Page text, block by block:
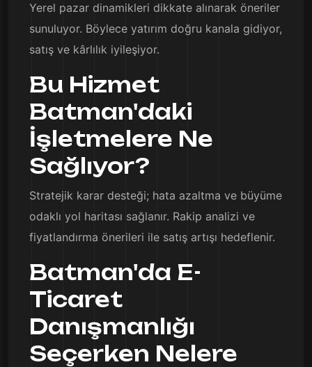
Yerel pazar dinamikleri dikkate alınarak öneriler
sunuluyor. Böylece yatırım doğru kanala gidiyor,
satış ve kârlılık iyileşiyor.
Bu Hizmet
Batman'daki
İşletmelere Ne
Sağlıyor?
Stratejik karar desteği; hata azaltma ve büyüme
odaklı yol haritası sağlanır. Rakip analizi ve
fiyatlandırma önerileri ile satış artışı hedeflenir.
Batman'da E-
Ticaret
Danışmanlığı
Seçerken Nelere